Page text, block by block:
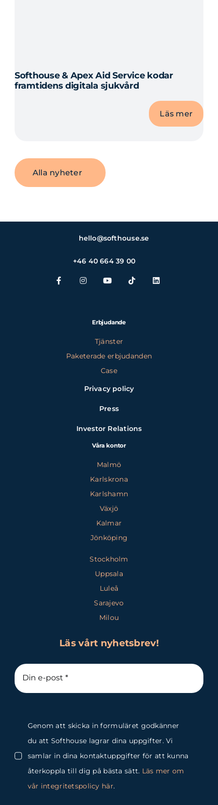
Softhouse & Apex Aid Service kodar
framtidens digitala sjukvård
Läs mer
Alla nyheter
hello@softhouse.se
+46 40 664 39 00
Erbjudande
Tjänster
Paketerade erbjudanden
Case
Privacy policy
Press
Investor Relations
Våra kontor
Malmö
Karlskrona
Karlshamn
Växjö
Kalmar
Jönköping
Stockholm
Uppsala
Luleå
Sarajevo
Milou
Läs vårt nyhetsbrev!
Genom att skicka in formuläret godkänner
du att Softhouse lagrar dina uppgifter. Vi
samlar in dina kontaktuppgifter för att kunna
återkoppla till dig på bästa sätt. Läs mer om
vår integritetspolicy här.